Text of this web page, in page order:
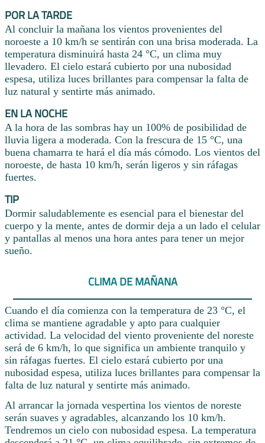
POR LA TARDE
Al concluir la mañana los vientos provenientes del
noroeste a 10 km/h se sentirán con una brisa moderada. La
temperatura disminuirá hasta 24 °C, un clima muy
llevadero. El cielo estará cubierto por una nubosidad
espesa, utiliza luces brillantes para compensar la falta de
luz natural y sentirte más animado.
EN LA NOCHE
A la hora de las sombras hay un 100% de posibilidad de
lluvia ligera a moderada. Con la frescura de 15 °C, una
buena chamarra te hará el día más cómodo. Los vientos del
noroeste, de hasta 10 km/h, serán ligeros y sin ráfagas
fuertes.
TIP
Dormir saludablemente es esencial para el bienestar del
cuerpo y la mente, antes de dormir deja a un lado el celular
y pantallas al menos una hora antes para tener un mejor
sueño.
CLIMA DE MAÑANA
Cuando el día comienza con la temperatura de 23 °C, el
clima se mantiene agradable y apto para cualquier
actividad. La velocidad del viento proveniente del noreste
será de 6 km/h, lo que significa un ambiente tranquilo y
sin ráfagas fuertes. El cielo estará cubierto por una
nubosidad espesa, utiliza luces brillantes para compensar la
falta de luz natural y sentirte más animado.
Al arrancar la jornada vespertina los vientos de noreste
serán suaves y agradables, alcanzando los 10 km/h.
Tendremos un cielo con nubosidad espesa. La temperatura